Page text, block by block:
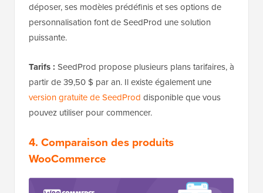
déposer, ses modèles prédéfinis et ses options de
personnalisation font de SeedProd une solution
puissante.
Tarifs : SeedProd propose plusieurs plans tarifaires, à
partir de 39,50 $ par an. Il existe également une
version gratuite de SeedProd disponible que vous
pouvez utiliser pour commencer.
4. Comparaison des produits
WooCommerce